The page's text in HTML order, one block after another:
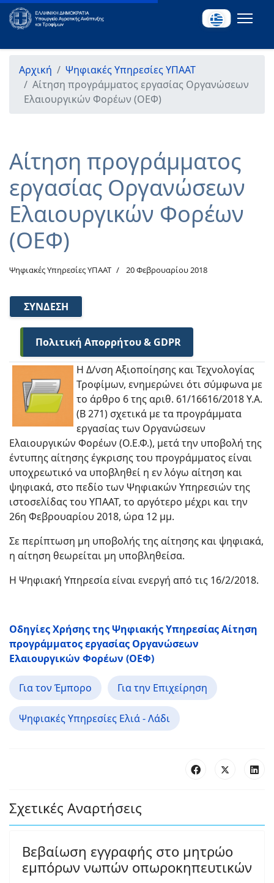
Αρχική
Ψηφιακές Υπηρεσίες ΥΠΑΑΤ
Αίτηση προγράμματος εργασίας Οργανώσεων
Ελαιουργικών Φορέων (ΟΕΦ)
Αίτηση προγράμματος
εργασίας Οργανώσεων
Ελαιουργικών Φορέων
(ΟΕΦ)
Ψηφιακές Υπηρεσίες ΥΠΑΑΤ 20 Φεβρουαρίου 2018
ΣΎΝΔΕΣΗ
Πολιτική Απορρήτου & GDPR
Η Δ/νση Αξιοποίησης και Τεχνολογίας
Τροφίμων, ενημερώνει ότι σύμφωνα με
το άρθρο 6 της αριθ. 61/16616/2018 Υ.Α.
(Β 271) σχετικά με τα προγράμματα
εργασίας των Οργανώσεων
Ελαιουργικών Φορέων (Ο.Ε.Φ.), μετά την υποβολή της
έντυπης αίτησης έγκρισης του προγράμματος είναι
υποχρεωτικό να υποβληθεί η εν λόγω αίτηση και
ψηφιακά, στο πεδίο των Ψηφιακών Υπηρεσιών της
ιστοσελίδας του ΥΠΑΑΤ, το αργότερο μέχρι και την
26η Φεβρουαρίου 2018, ώρα 12 μμ.
Σε περίπτωση μη υποβολής της αίτησης και ψηφιακά,
η αίτηση θεωρείται μη υποβληθείσα.
Η Ψηφιακή Υπηρεσία είναι ενεργή από τις 16/2/2018.
Οδηγίες Χρήσης της Ψηφιακής Υπηρεσίας Αίτηση
προγράμματος εργασίας Οργανώσεων
Ελαιουργικών Φορέων (ΟΕΦ)
Για τον Έμπορο Για την Επιχείρηση
Ψηφιακές Υπηρεσίες Ελιά - Λάδι
Σχετικές Αναρτήσεις
Βεβαίωση εγγραφής στο μητρώο
εμπόρων νωπών οπωροκηπευτικών